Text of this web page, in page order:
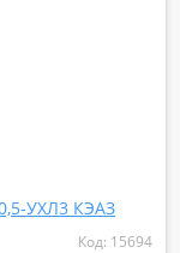
УХЛ3 КЭАЗ
Код: 15694